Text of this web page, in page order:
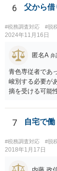
等があり、本
合もあります
逮捕されないと
6 父から借
#税務調査対応 #脱
2024年11月16日
匿名A 弁
青色専従者であ
峻別する必要が
摘を受ける可能
7 自宅で
#税務調査対応 #脱
2018年1月17日
内藤 政